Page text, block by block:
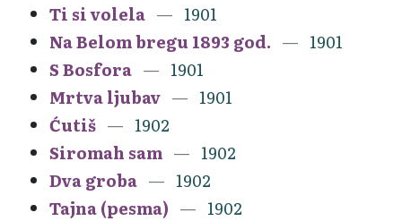
Ti si volela
1901
Na Belom bregu 1893 god.
1901
S Bosfora
1901
Mrtva ljubav
1901
Ćutiš
1902
Siromah sam
1902
Dva groba
1902
Tajna (pesma)
1902